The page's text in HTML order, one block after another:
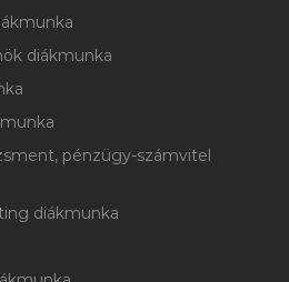
diákmunka
pénzügy-számvitel
diákmunka